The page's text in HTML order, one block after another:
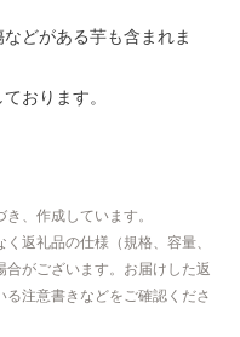
どがある芋も含まれま
おります。
、作成しています。
返礼品の仕様（規格、容量、
がございます。お届けした返
注意書きなどをご確認くださ